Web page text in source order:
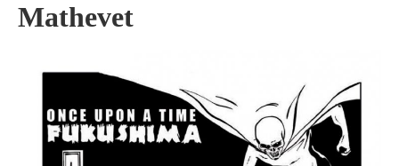
Mathevet